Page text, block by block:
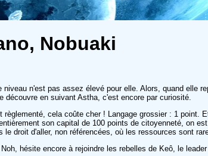
Nobuaki
n'est pas assez élevé pour elle. Alors, quand elle
en suivant Astha, c'est encore par curiosité.
cela coûte cher ! Langage grossier : 1 point.
son capital de 100 points de citoyenneté, on
droit d'aller, non référencées, où les ressources sont
hésite encore à rejoindre les rebelles de Keô, le